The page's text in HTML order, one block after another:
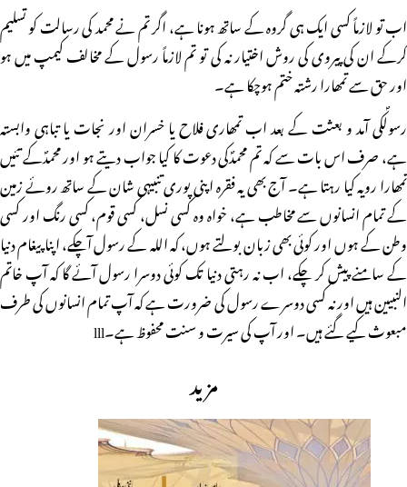
اب تو لازماً کسی ایک ہی گروہ کے ساتھ ہونا ہے، اگر تم نے محمد کی رسالت کو تسلیم
کرکے ان کی پیروی کی روش اختیار نہ کی تو تم لازماً رسول کے مخالف کیمپ میں ہو
اور حق سے تمھارا رشتہ ختم ہوچکا ہے۔
رسولؐکی آمد و بعثت کے بعد اب تمھاری فلاح یا خسران اور نجات یا تباہی وابستہ
ہے، صرف اس بات سے کہ تم محمدؐکی دعوت کا کیا جواب دیتے ہو اور محمدؐکے تئیں
تمھارا رویہ کیا رہتا ہے۔ آج بھی یہ فقرہ اپنی پوری تنبیہی شان کے ساتھ روئے زمین
کے تمام انسانوں سے مخاطب ہے، خواہ وہ کسی نسل، کسی قوم، کسی رنگ اور کسی
وطن کے ہوں اور کوئی بھی زبان بولتے ہوں، کہ اللہ کے رسول آچکے، اپنا پیغام دنیا
کے سامنے پیش کر چکے، اب نہ رہتی دنیا تک کوئی دوسرا رسول آئے گا کہ آپ خاتم
النبیین ہیں اور نہ کسی دوسرے رسول کی ضرورت ہے کہ آپ تمام انسانوں کی طرف
مبعوث کیے گئے ہیں۔ اور آپ کی سیرت و سنت محفوظ ہے۔lll
مزید